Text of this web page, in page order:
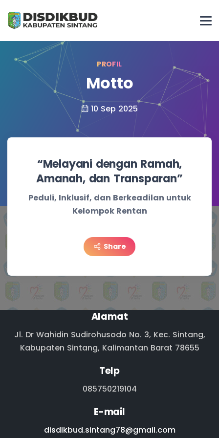
PROFIL
Motto
10 Sep 2025
“Melayani dengan Ramah,
Amanah, dan Transparan”
Peduli, Inklusif, dan Berkeadilan untuk
Kelompok Rentan
Share
Alamat
Jl. Dr Wahidin Sudirohusodo No. 3, Kec. Sintang,
Kabupaten Sintang, Kalimantan Barat 78655
Telp
085750219104
E-mail
disdikbud.sintang78@gmail.com